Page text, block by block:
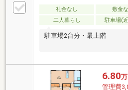
礼金なし 敷金
二人暮らし
駐車場(
駐車場2台分・最上階
6.80
管理費